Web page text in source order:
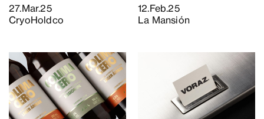
Prensa
Contacto
27.Mar.25
CryoHoldco
12.Feb.25
La Mansión